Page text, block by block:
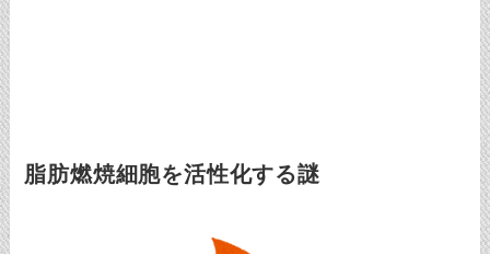
脂肪燃焼細胞を活性化する謎